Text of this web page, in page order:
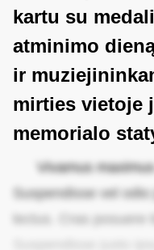
kartu su
atminimo
ir
mirties vietoje
memorialo
Vivamus
Suspendisse vel